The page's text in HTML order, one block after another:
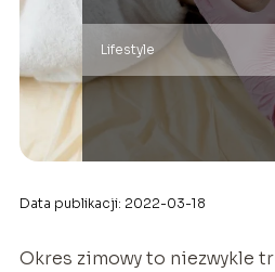
Lifestyle
Data publikacji: 2022-03-18
Okres zimowy to niezwykle